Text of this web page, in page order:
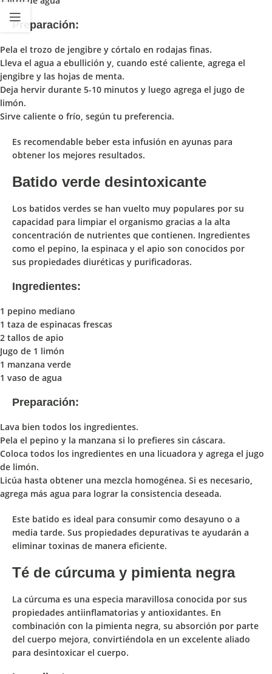
Preparación:
Pela el trozo de jengibre y córtalo en rodajas finas.
Lleva el agua a ebullición y, cuando esté caliente, agrega el
jengibre y las hojas de menta.
Deja hervir durante 5-10 minutos y luego agrega el jugo de
limón.
Sirve caliente o frío, según tu preferencia.
Es recomendable beber esta infusión en ayunas para
obtener los mejores resultados.
Batido verde desintoxicante
Los batidos verdes se han vuelto muy populares por su
capacidad para limpiar el organismo gracias a la alta
concentración de nutrientes que contienen. Ingredientes
como el pepino, la espinaca y el apio son conocidos por
sus propiedades diuréticas y purificadoras.
Ingredientes:
1 pepino mediano
1 taza de espinacas frescas
2 tallos de apio
Jugo de 1 limón
1 manzana verde
1 vaso de agua
Preparación:
Lava bien todos los ingredientes.
Pela el pepino y la manzana si lo prefieres sin cáscara.
Coloca todos los ingredientes en una licuadora y agrega el jugo
de limón.
Licúa hasta obtener una mezcla homogénea. Si es necesario,
agrega más agua para lograr la consistencia deseada.
Este batido es ideal para consumir como desayuno o a
media tarde. Sus propiedades depurativas te ayudarán a
eliminar toxinas de manera eficiente.
Té de cúrcuma y pimienta negra
La cúrcuma es una especia maravillosa conocida por sus
propiedades antiinflamatorias y antioxidantes. En
combinación con la pimienta negra, su absorción por parte
del cuerpo mejora, convirtiéndola en un excelente aliado
para desintoxicar el cuerpo.